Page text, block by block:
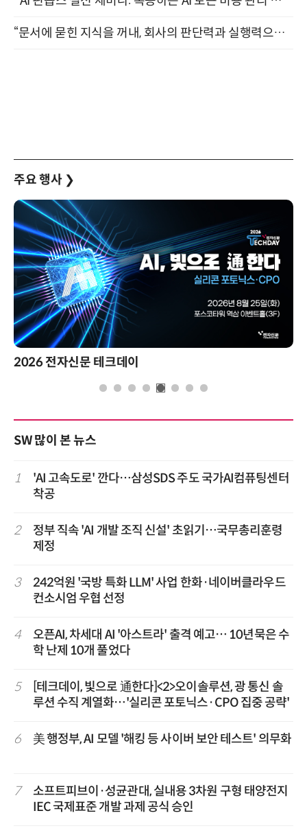
“문서에 묻힌 지식을 꺼내, 회사의 판단력과 실행력으로 바꾸다” (8/20)
주요 행사 ❯
2026 전자신문 테크데이
SW 많이 본 뉴스
1
'AI 고속도로' 깐다…삼성SDS 주도 국가AI컴퓨팅센터
착공
2
정부 직속 'AI 개발 조직 신설' 초읽기…국무총리훈령
제정
3
242억원 '국방 특화 LLM' 사업 한화·네이버클라우드
컨소시엄 우협 선정
4
오픈AI, 차세대 AI '아스트라' 출격 예고… 10년묵은 수
학 난제 10개 풀었다
5
[테크데이, 빛으로 通한다]<2>오이솔루션, 광 통신 솔
루션 수직 계열화…'실리콘 포토닉스·CPO 집중 공략'
6 美 행정부, AI 모델 '해킹 등 사이버 보안 테스트' 의무화
7
소프트피브이·성균관대, 실내용 3차원 구형 태양전지
IEC 국제표준 개발 과제 공식 승인